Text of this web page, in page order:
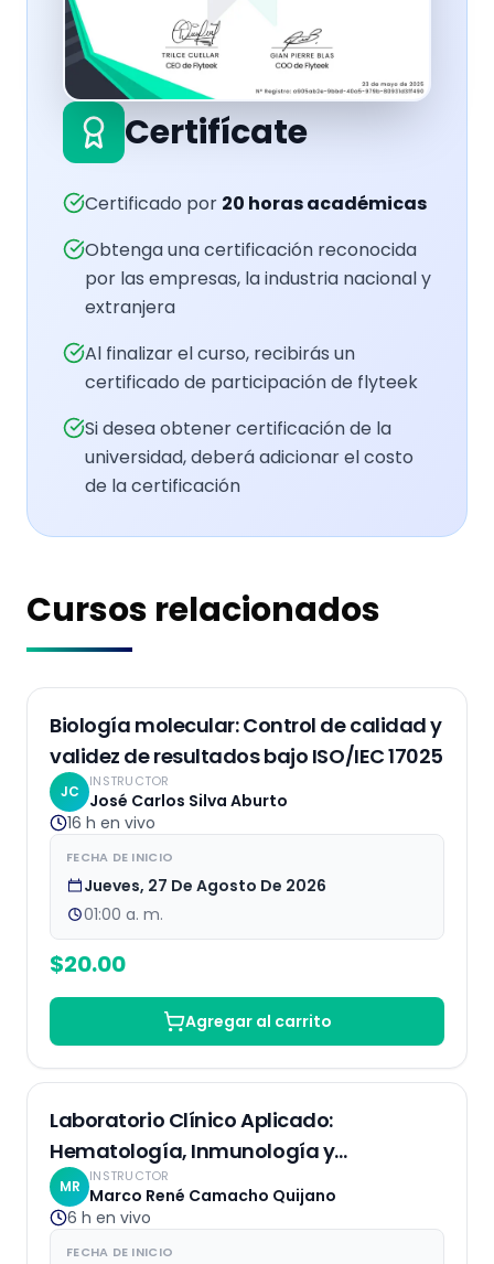
Certifícate
Certificado por 20 horas académicas
Obtenga una certificación reconocida
por las empresas, la industria nacional y
extranjera
Al finalizar el curso, recibirás un
certificado de participación de flyteek
Si desea obtener certificación de la
universidad, deberá adicionar el costo
de la certificación
Cursos relacionados
EN VIVO
Biología molecular: Control de calidad y
validez de resultados bajo ISO/IEC 17025
JC
INSTRUCTOR
José Carlos Silva Aburto
16 h en vivo
FECHA DE INICIO
Jueves, 27 De Agosto De 2026
01:00 a. m.
$20.00
Agregar al carrito
Laboratorio Clínico Aplicado:
Hematología, Inmunología y
Bioquímica
MR
INSTRUCTOR
Marco René Camacho Quijano
6 h en vivo
FECHA DE INICIO